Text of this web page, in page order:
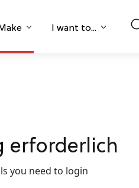
I want to...
erforderlich
you need to login